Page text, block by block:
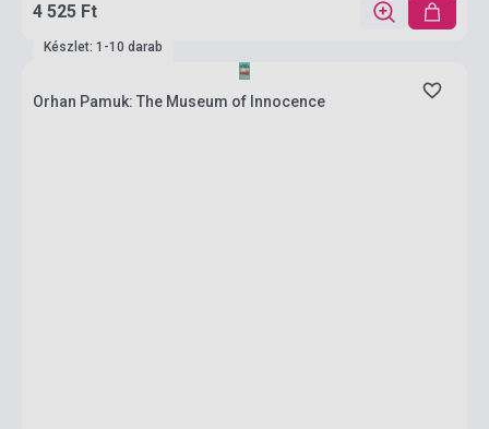
4 525 Ft
Készlet: 1-10 darab
Orhan Pamuk: The Museum of Innocence